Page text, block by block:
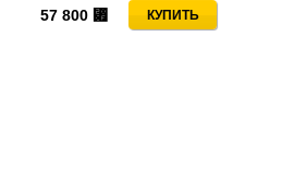
57 800 ⃏